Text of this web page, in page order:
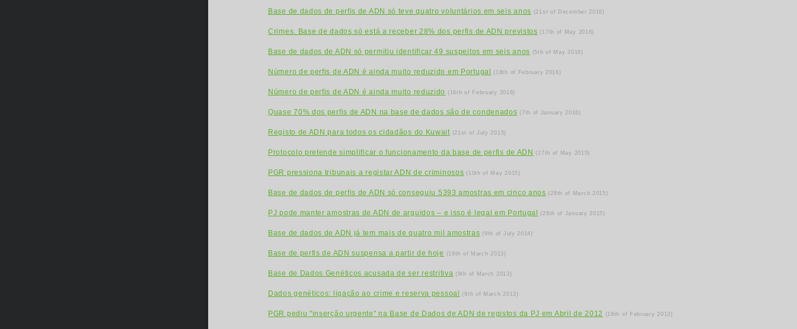
Base de dados de perfis de ADN só teve quatro voluntários em seis anos (21st of December 2016)
Crimes. Base de dados só está a receber 28% dos perfis de ADN previstos (17th of May 2016)
Base de dados de ADN só permitiu identificar 49 suspeitos em seis anos (5th of May 2016)
Número de perfis de ADN é ainda muito reduzido em Portugal (18th of February 2016)
Número de perfis de ADN é ainda muito reduzido (16th of February 2016)
Quase 70% dos perfis de ADN na base de dados são de condenados (7th of January 2016)
Registo de ADN para todos os cidadãos do Kuwait (21st of July 2015)
Protocolo pretende simplificar o funcionamento da base de perfis de ADN (27th of May 2015)
PGR pressiona tribunais a registar ADN de criminosos (10th of May 2015)
Base de dados de perfis de ADN só conseguiu 5393 amostras em cinco anos (28th of March 2015)
PJ pode manter amostras de ADN de arguidos – e isso é legal em Portugal (28th of January 2015)
Base de dados de ADN já tem mais de quatro mil amostras (9th of July 2014)
Base de perfis de ADN suspensa a partir de hoje (19th of March 2013)
Base de Dados Genéticos acusada de ser restritiva (9th of March 2013)
Dados genéticos: ligação ao crime e reserva pessoal (9th of March 2013)
PGR pediu "inserção urgente" na Base de Dados de ADN de registos da PJ em Abril de 2012 (18th of February 2013)